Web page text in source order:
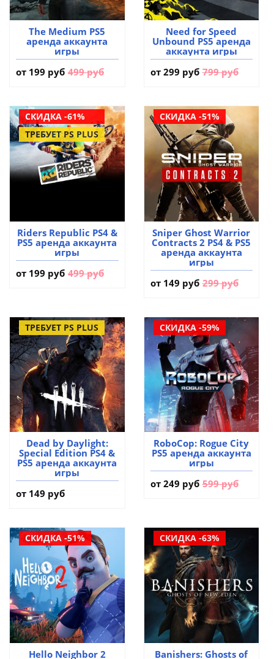
The Medium PS5
аренда аккаунта
игры
от 199 руб 499 руб
Need for Speed
Unbound PS5 аренда
аккаунта игры
от 299 руб 799 руб
СКИДКА -61%
ТРЕБУЕТ PS PLUS
Riders Republic PS4 &
PS5 аренда аккаунта
игры
от 199 руб 499 руб
СКИДКА -51%
Sniper Ghost Warrior
Contracts 2 PS4 & PS5
аренда аккаунта
игры
от 149 руб 299 руб
ТРЕБУЕТ PS PLUS
Dead by Daylight:
Special Edition PS4 &
PS5 аренда аккаунта
игры
от 149 руб
СКИДКА -59%
RoboCop: Rogue City
PS5 аренда аккаунта
игры
от 249 руб 599 руб
СКИДКА -51%
Hello Neighbor 2
СКИДКА -63%
Banishers: Ghosts of